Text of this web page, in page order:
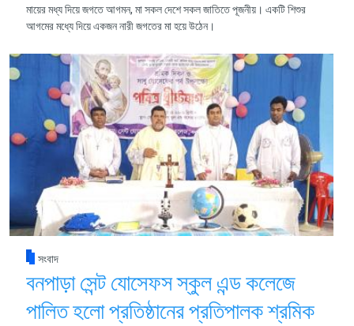
মায়ের মধ্য দিয়ে জগতে আগমন, মা সকল দেশে সকল জাতিতে পূজনীয়। একটি শিশুর
আগমের মধ্যে দিয়ে একজন নারী জগতের মা হয়ে উঠেন।
সংবাদ
বনপাড়া সেন্ট যোসেফস স্কুল এন্ড কলেজে
পালিত হলো প্রতিষ্ঠানের প্রতিপালক শ্রমিক